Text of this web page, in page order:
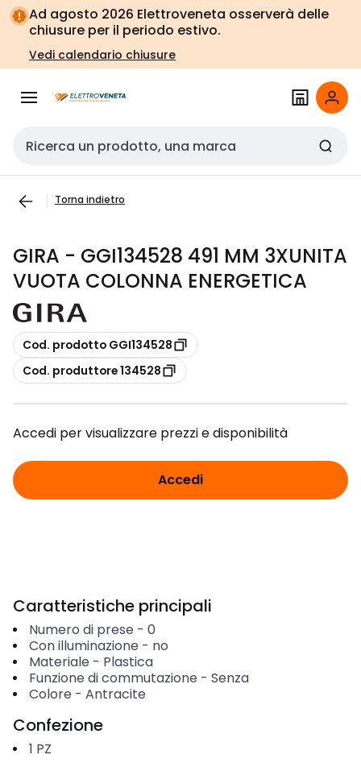
Vai alla
navigazione
Vai
alla
pagina
Ad agosto 2026 Elettroveneta osserverà delle
chiusure per il periodo estivo.
Vedi calendario chiusure
Cerca input
Torna indietro
GIRA - GGI134528 491 MM 3XUNITA
VUOTA COLONNA ENERGETICA
copia
Cod. prodotto GGI134528
copia
Cod. produttore 134528
Accedi per visualizzare prezzi e disponibilità
Accedi
Caratteristiche principali
Numero di prese - 0
Con illuminazione - no
Materiale - Plastica
Funzione di commutazione - Senza
Colore - Antracite
Confezione
1 PZ